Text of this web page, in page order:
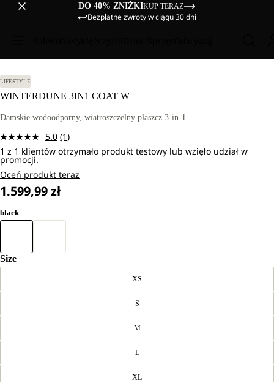
DO 40% ZNIŻKIKUP TERAZ
Bezpłatne zwroty w ciągu 30 dni
LIFESTYLE
WINTERDUNE 3IN1 COAT W
Damskie wodoodporny, wiatroszczelny płaszcz 3-in-1
5.0 Czytaj
1
Łącze
do
tej
(1)
1 z 1 klientów otrzymało produkt testowy lub wzięło udział w
promocji.
Oceń produkt teraz
1.599,99 zł
black
Size
XS
S
M
L
XL